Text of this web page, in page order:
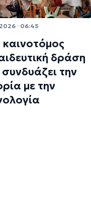
· 06:45
δράση
την
με την